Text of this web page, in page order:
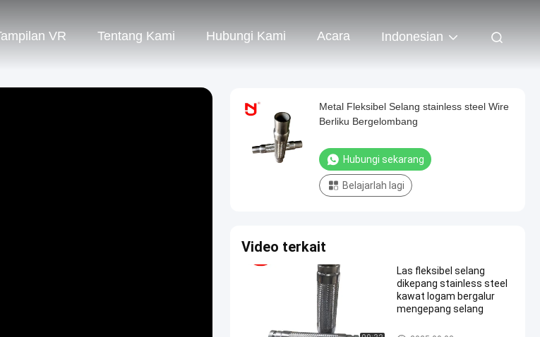
VR Tentang Kami Hubungi Kami Acara Indonesian
Metal Fleksibel Selang stainless steel Wire
Berliku Bergelombang
Hubungi sekarang
Belajarlah lagi
Video terkait
Las fleksibel selang
dikepang stainless steel
kawat logam bergalur
mengepang selang